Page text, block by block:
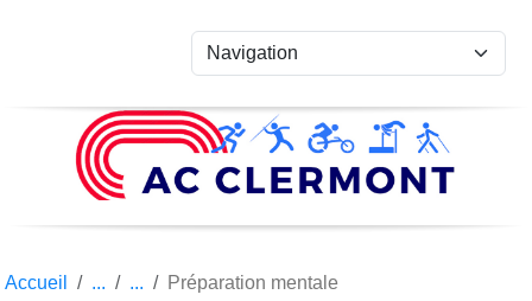
Accueil Préparation mentale